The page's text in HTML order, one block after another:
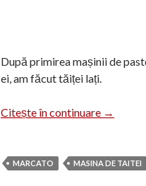
După primirea mașinii de
ei, am făcut tăiței lați.
Citește în continuare Tăiței
→
MARCATO MASINA DE TAITEI